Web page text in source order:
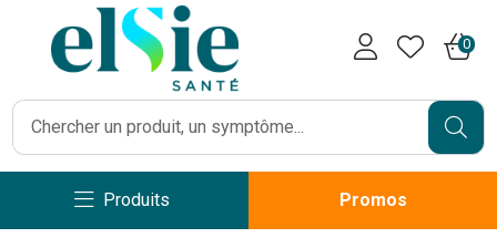
0
Produits Promos